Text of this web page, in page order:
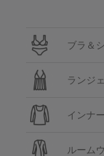
ブラ＆
ランジ
インナー
ルーム